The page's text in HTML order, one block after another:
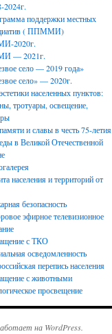
2024г.
поддержки местных
( ППММИ)
2020г.
— 2021г.
село — 2019 года»
село» — 2020г.
населенных пунктов:
тротуары, освещение,
и славы в честь 75-летия
в Великой Отечественной
населения и территорий от
безопасность
эфирное телевизионное
с ТКО
осведомленность
перепись населения
с животными
просвещение
на WordPress.